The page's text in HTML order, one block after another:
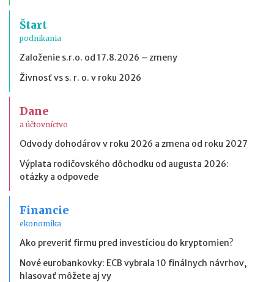
Štart
podnikania
Založenie s.r.o. od 17.8.2026 – zmeny
Živnosť vs s. r. o. v roku 2026
Dane
a účtovníctvo
Odvody dohodárov v roku 2026 a zmena od roku 2027
Výplata rodičovského dôchodku od augusta 2026:
otázky a odpovede
Financie
ekonomika
Ako preveriť firmu pred investíciou do kryptomien?
Nové eurobankovky: ECB vybrala 10 finálnych návrhov,
hlasovať môžete aj vy